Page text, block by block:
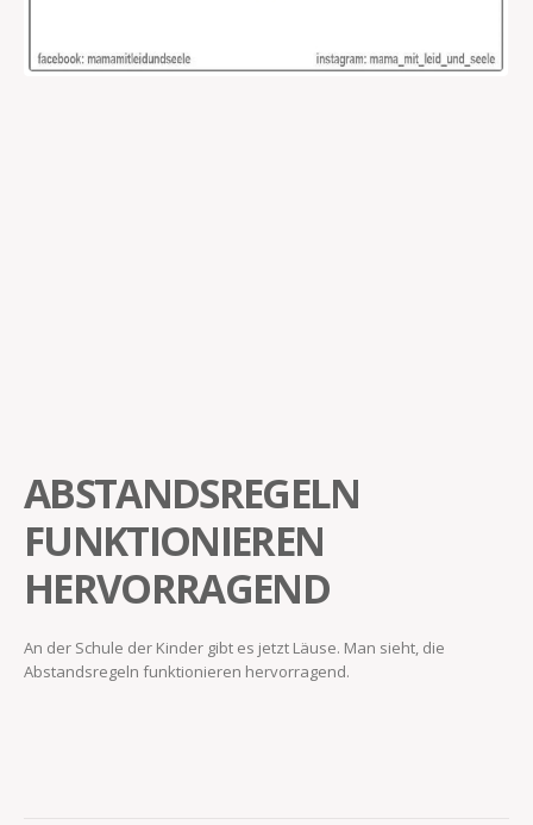
ABSTANDSREGELN
FUNKTIONIEREN
HERVORRAGEND
An der Schule der Kinder gibt es jetzt Läuse. Man sieht, die
Abstandsregeln funktionieren hervorragend.